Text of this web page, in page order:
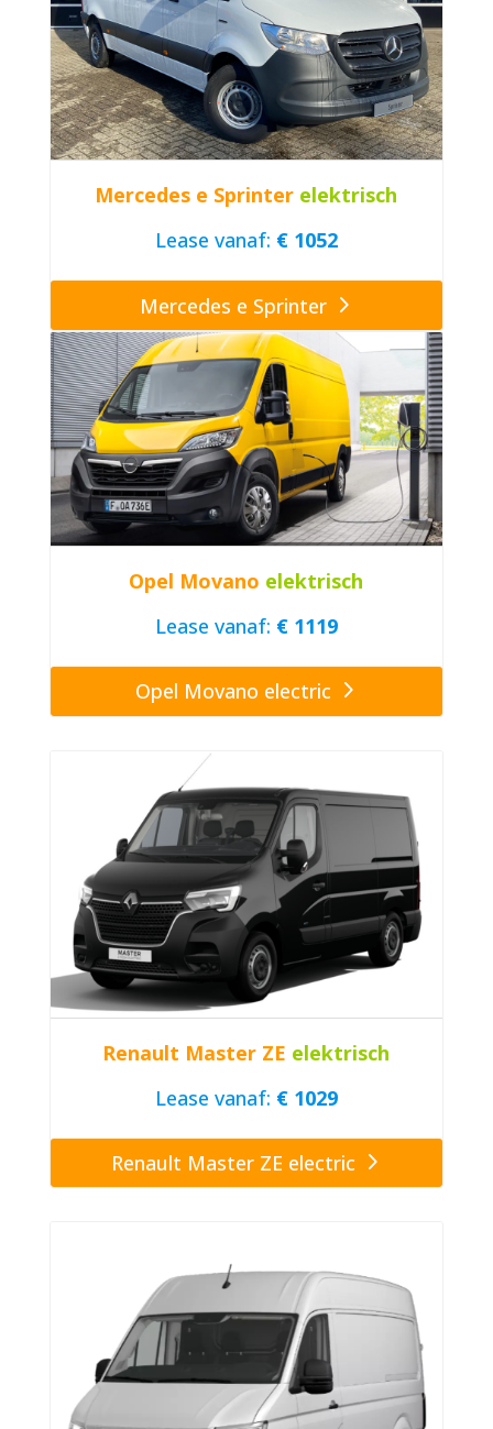
Mercedes e Sprinter elektrisch
Lease vanaf: € 1052
Mercedes e Sprinter
Opel Movano elektrisch
Lease vanaf: € 1119
Opel Movano electric
Renault Master ZE elektrisch
Lease vanaf: € 1029
Renault Master ZE electric